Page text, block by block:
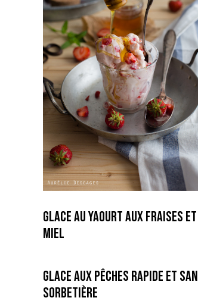
Glace au Yaourt aux Fraises et
Miel
Glace aux Pêches rapide et
sorbetière